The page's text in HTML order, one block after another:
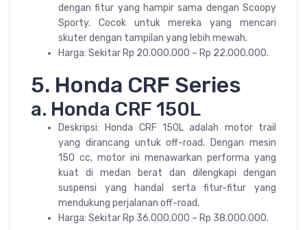
dengan fitur yang hampir sama dengan Scoopy
Sporty. Cocok untuk mereka yang mencari
skuter dengan tampilan yang lebih mewah.
Harga: Sekitar Rp 20.000.000 – Rp 22.000.000.
5. Honda CRF Series
a. Honda CRF 150L
Deskripsi: Honda CRF 150L adalah motor trail
yang dirancang untuk off-road. Dengan mesin
150 cc, motor ini menawarkan performa yang
kuat di medan berat dan dilengkapi dengan
suspensi yang handal serta fitur-fitur yang
mendukung perjalanan off-road.
Harga: Sekitar Rp 36.000.000 – Rp 38.000.000.